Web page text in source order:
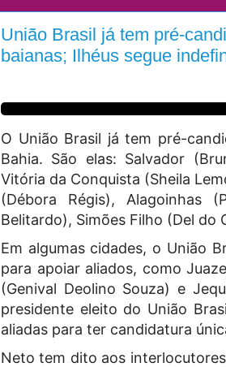
União Brasil já tem pré-
baianas; Ilhéus segue
O União Brasil já tem pré-
Bahia. São elas: Salvador
Vitória da Conquista (Sheila
(Débora Régis), Alagoinhas
Belitardo), Simões Filho (Del do
Em algumas cidades, o União
para apoiar aliados, como
(Genival Deolino Souza) e
presidente eleito do União
aliadas para ter candidatura
Neto tem dito aos